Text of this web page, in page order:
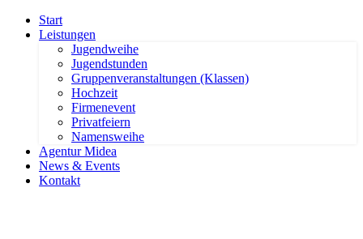
Start
Leistungen
Jugendweihe
Jugendstunden
Gruppenveranstaltungen (Klassen)
Hochzeit
Firmenevent
Privatfeiern
Namensweihe
Agentur Midea
News & Events
Kontakt